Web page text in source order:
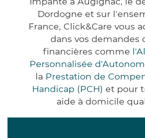
Dordogne et sur
France, Click&Care vous
dans vos demandes
financières comme
Personnalisée
la Prestation de
Handicap (PCH) et pour
aide à domicile